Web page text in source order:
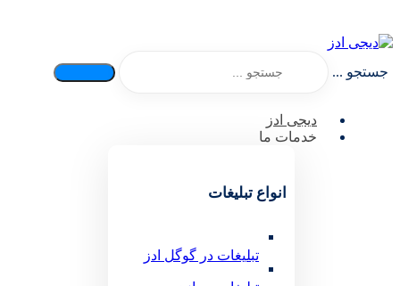
جستجو ...
دیجی ادز
خدمات ما
انواع تبلیغات
تبلیغات در گوگل ادز